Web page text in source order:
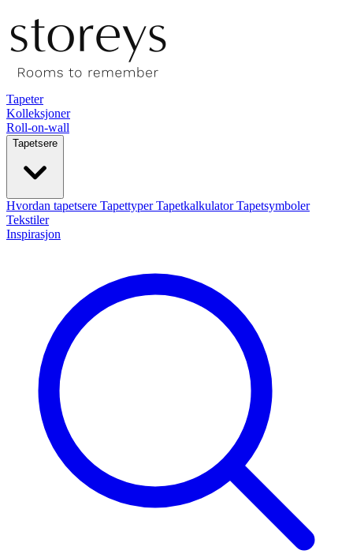
Tapeter
Kolleksjoner
Roll-on-wall
Tapetsere
Hvordan tapetsere TapettyperTapetkalkulatorTapetsymboler
Tekstiler
Inspirasjon